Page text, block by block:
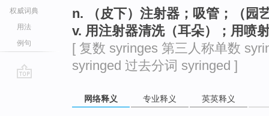
权威词典
用法
例句
n. （皮下）注射器；吸管；（园
v. 用注射器清洗（耳朵）；用喷
[ 复数 syringes 第三人称单数
syringed 过去分词 syringed ]
网络释义 专业释义 英英释义